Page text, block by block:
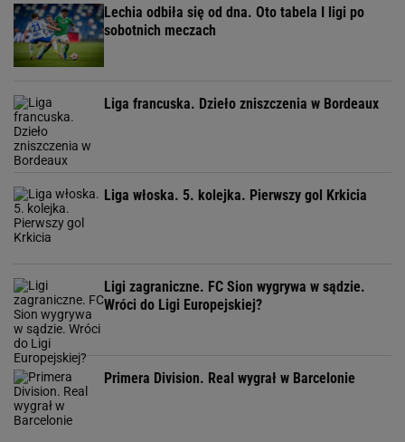
Lechia odbiła się od dna. Oto tabela I ligi po
sobotnich meczach
Liga francuska. Dzieło zniszczenia w Bordeaux
Liga włoska. 5. kolejka. Pierwszy gol Krkicia
Ligi zagraniczne. FC Sion wygrywa w sądzie.
Wróci do Ligi Europejskiej?
Primera Division. Real wygrał w Barcelonie